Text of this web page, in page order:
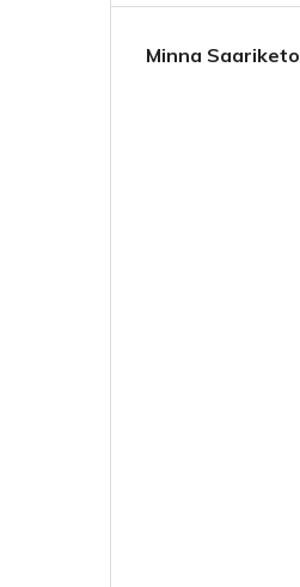
Minna Saariketo